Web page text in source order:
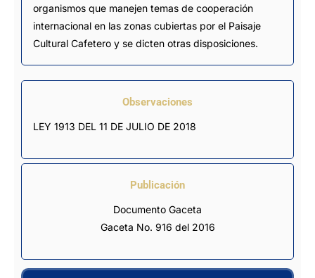
organismos que manejen temas de cooperación
internacional en las zonas cubiertas por el Paisaje
Cultural Cafetero y se dicten otras disposiciones.
Observaciones
LEY 1913 DEL 11 DE JULIO DE 2018
Publicación
Documento Gaceta
Gaceta No. 916 del 2016